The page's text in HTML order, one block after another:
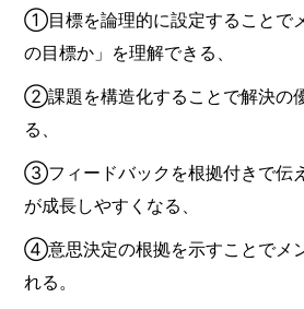
①目標を論理的に設定することで
の目標か」を理解できる、
②課題を構造化することで解決の
る、
③フィードバックを根拠付きで伝
が成長しやすくなる、
④意思決定の根拠を示すことでメ
れる。